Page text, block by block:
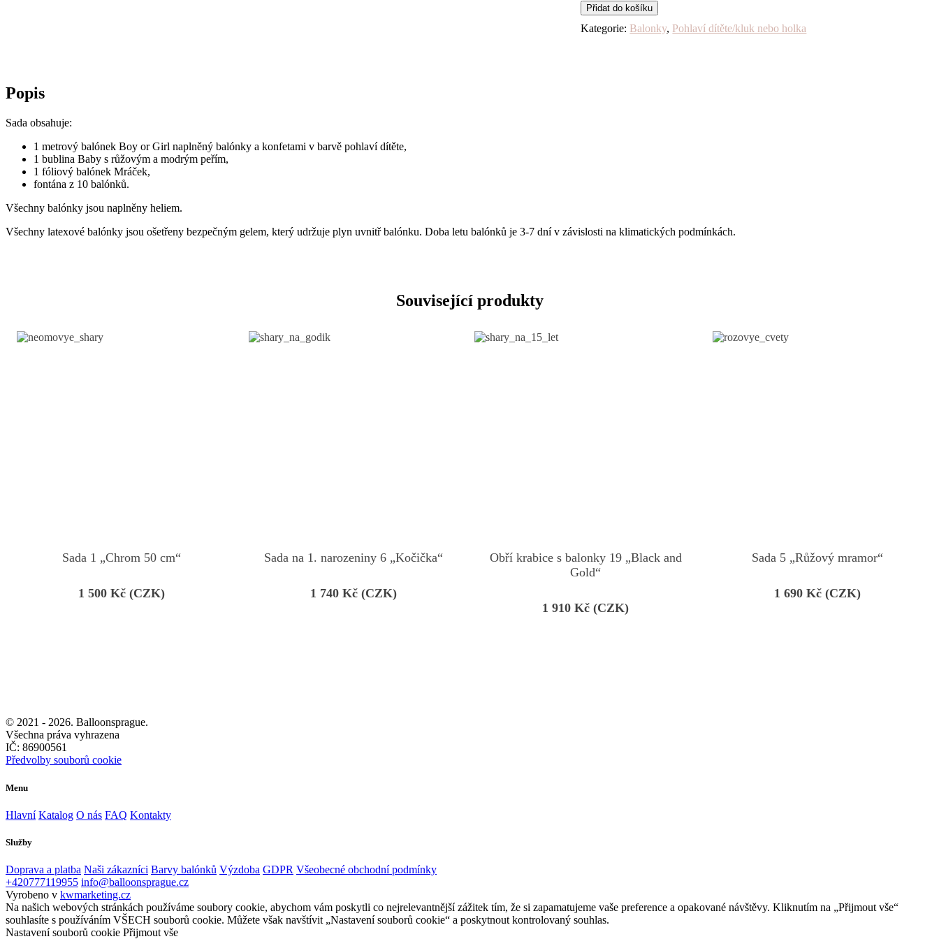
"Mráček"
množství
Přidat do košíku
Kategorie: Balonky, Pohlaví dítěte/kluk nebo holka
Popis
Sada obsahuje:
1 metrový balónek Boy or Girl naplněný balónky a konfetami v barvě pohlaví dítěte,
1 bublina Baby s růžovým a modrým peřím,
1 fóliový balónek Mráček,
fontána z 10 balónků.
Všechny balónky jsou naplněny heliem.
Všechny latexové balónky jsou ošetřeny bezpečným gelem, který udržuje plyn uvnitř balónku. Doba letu balónků je 3-7 dní v závislosti na klimatických podmínkách.
Související produkty
Sada 1 „Chrom 50 cm“
1 500 Kč (CZK)
Sada na 1. narozeniny 6 „Kočička“
1 740 Kč (CZK)
Obří krabice s balonky 19 „Black and
Gold“
1 910 Kč (CZK)
Sada 5 „Růžový mramor“
1 690 Kč (CZK)
© 2021 - 2026. Balloonsprague.
Všechna práva vyhrazena
IČ: 86900561
Předvolby souborů cookie
Menu
Hlavní Katalog O nás FAQ Kontakty
Služby
Doprava a platba Naši zákazníci Barvy balónků Výzdoba GDPR Všeobecné obchodní podmínky
+420777119955 info@balloonsprague.cz
Vyrobeno v kwmarketing.cz
Na našich webových stránkách používáme soubory cookie, abychom vám poskytli co nejrelevantnější zážitek tím, že si zapamatujeme vaše preference a opakované návštěvy. Kliknutím na „Přijmout vše“
souhlasíte s používáním VŠECH souborů cookie. Můžete však navštívit „Nastavení souborů cookie“ a poskytnout kontrolovaný souhlas.
Nastavení souborů cookie Přijmout vše